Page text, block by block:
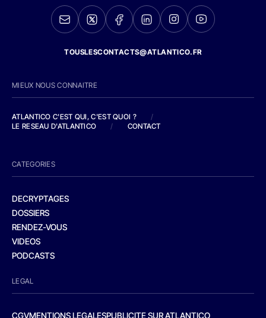
TOUSLESCONTACTS@ATLANTICO.FR
MIEUX NOUS CONNAITRE
ATLANTICO C'EST QUI, C'EST QUOI ?
/
LE RESEAU D'ATLANTICO
/ CONTACT
CATEGORIES
DECRYPTAGES
DOSSIERS
RENDEZ-VOUS
VIDEOS
PODCASTS
LEGAL
CGVMENTIONS LEGALESPUBLICITE SUR ATLANTICO